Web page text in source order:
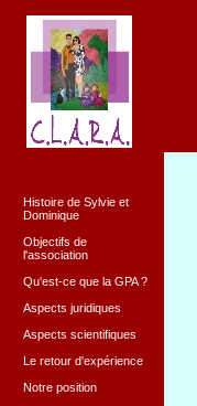
Histoire de Sylvie et
Dominique
Objectifs de
l'association
Qu'est-ce que la GPA ?
Aspects juridiques
Aspects scientifiques
Le retour d'expérience
Notre position